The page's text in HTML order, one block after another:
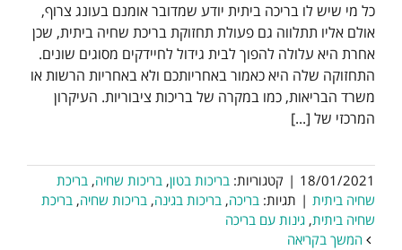
כל מי שיש לו בריכה ביתית יודע שמדובר אומנם בעונג צרוף,
אולם אליו תתלווה גם פעולת תחזוקת בריכת שחיה ביתית, שכן
אחרת היא עלולה להפוך לבית גידול לחיידקים מסוגים שונים.
התחזוקה שלה היא כאמור באחריותכם ולא באחריות הרשות או
משרד הבריאות, כמו במקרה של בריכות ציבוריות. העיקרון
המרכזי של [...]
18/01/2021
| קטגוריות: בריכות בטון, בריכות שחיה, בריכת
שחיה ביתית | תגיות: בריכה, בריכות בגינה, בריכות שחיה, בריכת
שחיה ביתית, גינות עם בריכה
המשך בקריאה